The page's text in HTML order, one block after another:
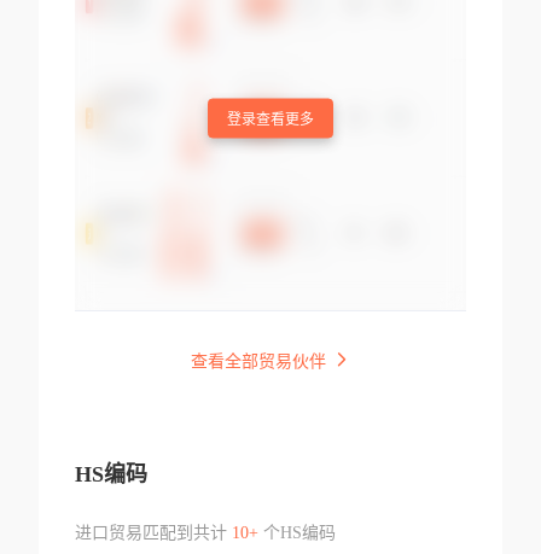
登录查看更多
查看全部贸易伙伴
HS编码
进口贸易匹配到共计 10+个HS编码